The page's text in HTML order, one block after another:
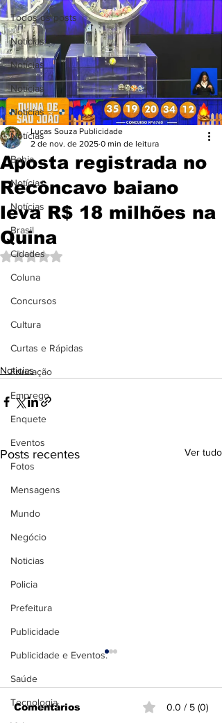
Todos os posts
Notícias
Notícias
Notícias
Notícias
Notícias
Bahia
Notícias
Notícias
Brasil
Cidades
Coluna
Concursos
Cultura
Curtas e Rápidas
Educação
Emprego
Enquete
Eventos
Fotos
Mensagens
Mundo
Negócio
Noticias
Policia
Prefeitura
Publicidade
Publicidade e Eventos.
Saúde
Tecnologia
Aposta registrada no
Recôncavo baiano
leva R$ 18 milhões na
Quina
Lucas Souza Publicidade
2 de nov. de 2025 0 min de leitura
Avaliado com NaN de 5 estrelas.
Noticias
Posts recentes Ver tudo
Comentários 0.0 / 5 (0)